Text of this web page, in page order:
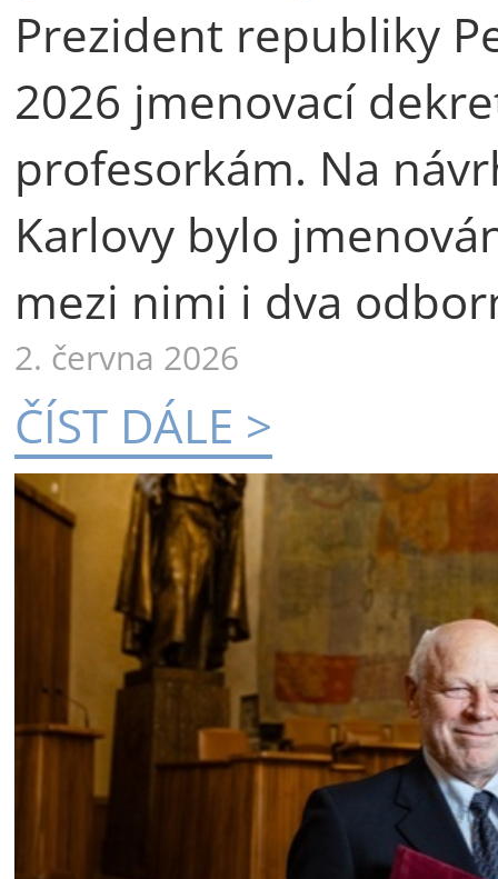
Prezident republiky
2026 jmenovací
profesorkám. Na
Karlovy bylo
mezi nimi i dva
2. června 2026
ČÍST DÁLE >